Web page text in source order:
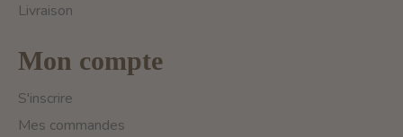
Livraison
Mon compte
S'inscrire
Mes commandes